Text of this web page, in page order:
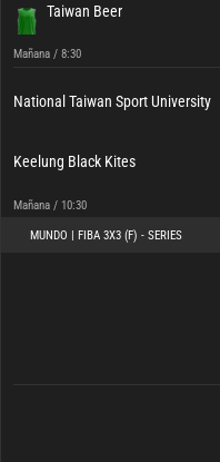
Taiwan Beer
Mañana / 8:30
National Taiwan Sport University
Keelung Black Kites
Mañana / 10:30
MUNDO | FIBA 3X3 (F) - SERIES